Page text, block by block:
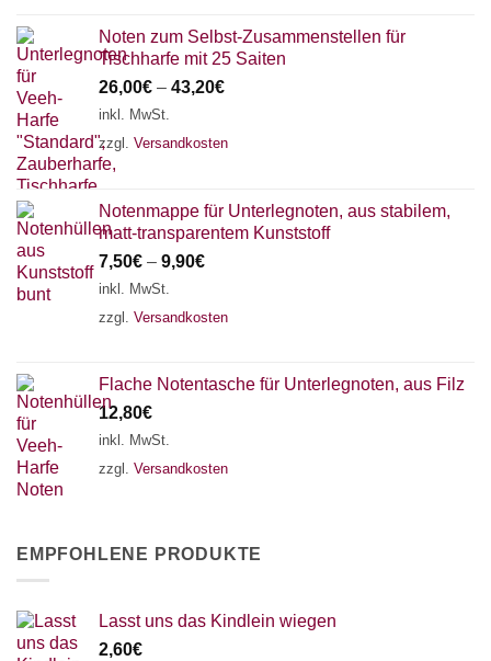
Noten zum Selbst-Zusammenstellen für
Tischharfe mit 25 Saiten
26,00€ – 43,20€
inkl. MwSt.
zzgl. Versandkosten
Notenmappe für Unterlegnoten, aus stabilem,
matt-transparentem Kunststoff
7,50€ – 9,90€
inkl. MwSt.
zzgl. Versandkosten
Flache Notentasche für Unterlegnoten, aus Filz
12,80€
inkl. MwSt.
zzgl. Versandkosten
EMPFOHLENE PRODUKTE
Lasst uns das Kindlein wiegen
2,60€